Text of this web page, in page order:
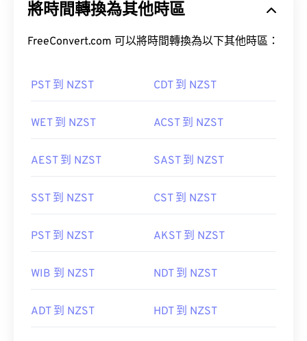
將時間轉換為其他時區
FreeConvert.com 可以將時間轉換為以下其他時區：
PST 到 NZST CDT 到 NZST
WET 到 NZST ACST 到 NZST
AEST 到 NZST SAST 到 NZST
SST 到 NZST CST 到 NZST
PST 到 NZST AKST 到 NZST
WIB 到 NZST NDT 到 NZST
ADT 到 NZST HDT 到 NZST